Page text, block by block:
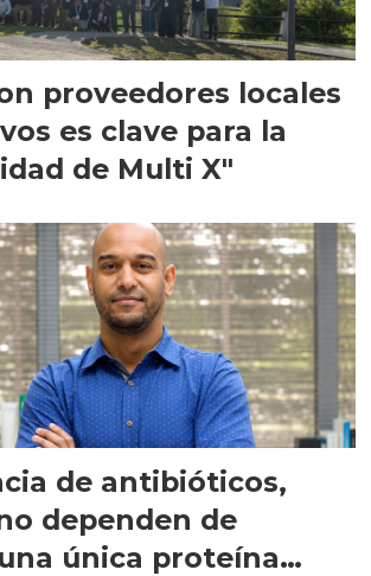
proveedores locales
es clave para la
de Multi X"
de antibióticos,
dependen de
única proteína